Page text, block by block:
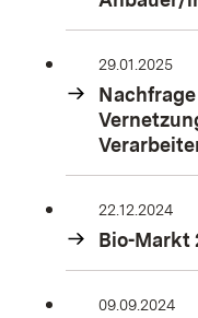
29.01.2025
22.12.2024
Bio-Markt
09.09.2024